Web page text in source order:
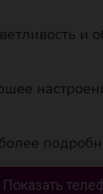
и
Показать